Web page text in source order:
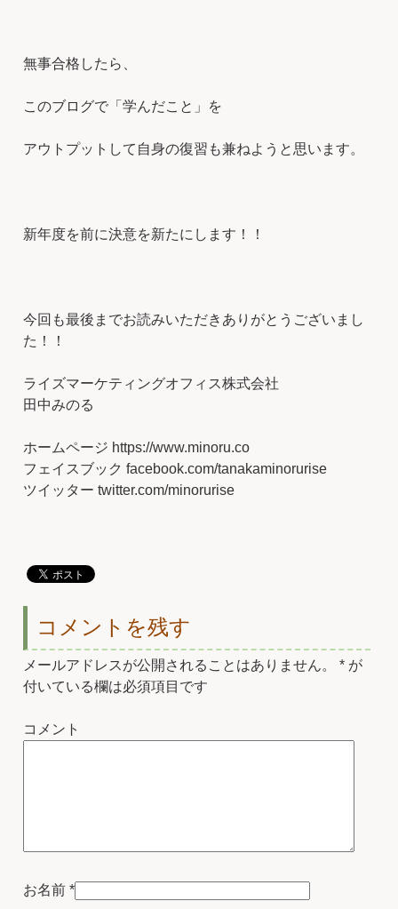
無事合格したら、
このブログで「学んだこと」を
アウトプットして自身の復習も兼ねようと思います。
新年度を前に決意を新たにします！！
今回も最後までお読みいただきありがとうございまし
た！！
ライズマーケティングオフィス株式会社
田中みのる
ホームページ https://www.minoru.co
フェイスブック facebook.com/tanakaminorurise
ツイッター twitter.com/minorurise
コメントを残す
メールアドレスが公開されることはありません。 * が
付いている欄は必須項目です
コメント
お名前 *